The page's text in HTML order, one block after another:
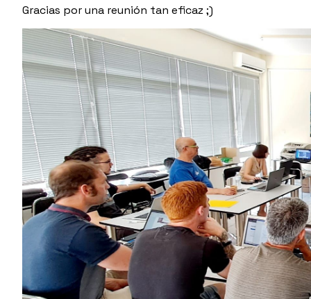
Gracias por una reunión tan eficaz ;)